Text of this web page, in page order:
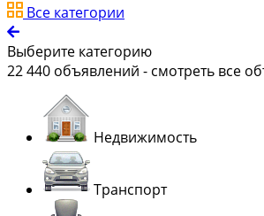
Все категории
Выберите категорию
22 440 объявлений - смотреть все
Недвижимость
Транспорт